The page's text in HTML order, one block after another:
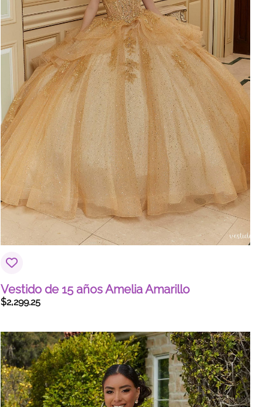
Vestido de 15 años Amelia Amarillo
$2,299.25